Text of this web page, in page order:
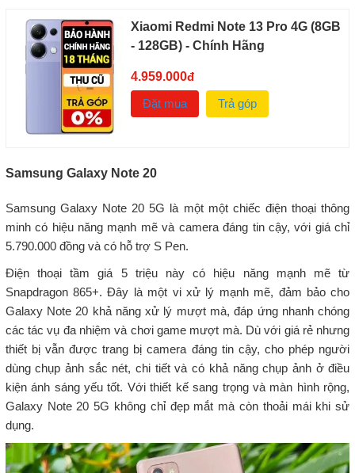
Xiaomi Redmi Note 13 Pro 4G (8GB
- 128GB) - Chính Hãng
4.959.000đ
Đặt mua
Trả góp
Samsung Galaxy Note 20
Samsung Galaxy Note 20 5G là một một chiếc điện thoại thông
minh có hiệu năng mạnh mẽ và camera đáng tin cậy, với giá chỉ
5.790.000 đồng và có hỗ trợ S Pen.
Điện thoại tầm giá 5 triệu này có hiệu năng mạnh mẽ từ
Snapdragon 865+. Đây là một vi xử lý mạnh mẽ, đảm bảo cho
Galaxy Note 20 khả năng xử lý mượt mà, đáp ứng nhanh chóng
các tác vụ đa nhiệm và chơi game mượt mà. Dù với giá rẻ nhưng
thiết bị vẫn được trang bị camera đáng tin cậy, cho phép người
dùng chụp ảnh sắc nét, chi tiết và có khả năng chụp ảnh ở điều
kiện ánh sáng yếu tốt. Với thiết kế sang trọng và màn hình rộng,
Galaxy Note 20 5G không chỉ đẹp mắt mà còn thoải mái khi sử
dụng.